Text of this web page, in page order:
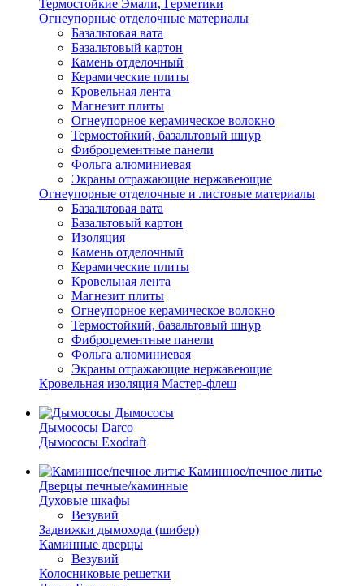
Термостойкие Эмали, Герметики
Огнеупорные отделочные материалы
Базальтовая вата
Базальтовый картон
Камень отделочный
Керамические плиты
Кровельная лента
Магнезит плиты
Огнеупорное керамическое волокно
Термостойкий, базальтовый шнур
Фиброцементные панели
Фольга алюминиевая
Экраны отражающие нержавеющие
Огнеупорные отделочные и листовые материалы
Базальтовая вата
Базальтовый картон
Изоляция
Камень отделочный
Керамические плиты
Кровельная лента
Магнезит плиты
Огнеупорное керамическое волокно
Термостойкий, базальтовый шнур
Фиброцементные панели
Фольга алюминиевая
Экраны отражающие нержавеющие
Кровельная изоляция Мастер-флеш
Дымососы
Дымососы Darco
Дымососы Exodraft
Каминное/печное литье
Дверцы печные/каминные
Духовые шкафы
Везувий
Задвижки дымохода (шибер)
Каминные дверцы
Везувий
Колосниковые решетки